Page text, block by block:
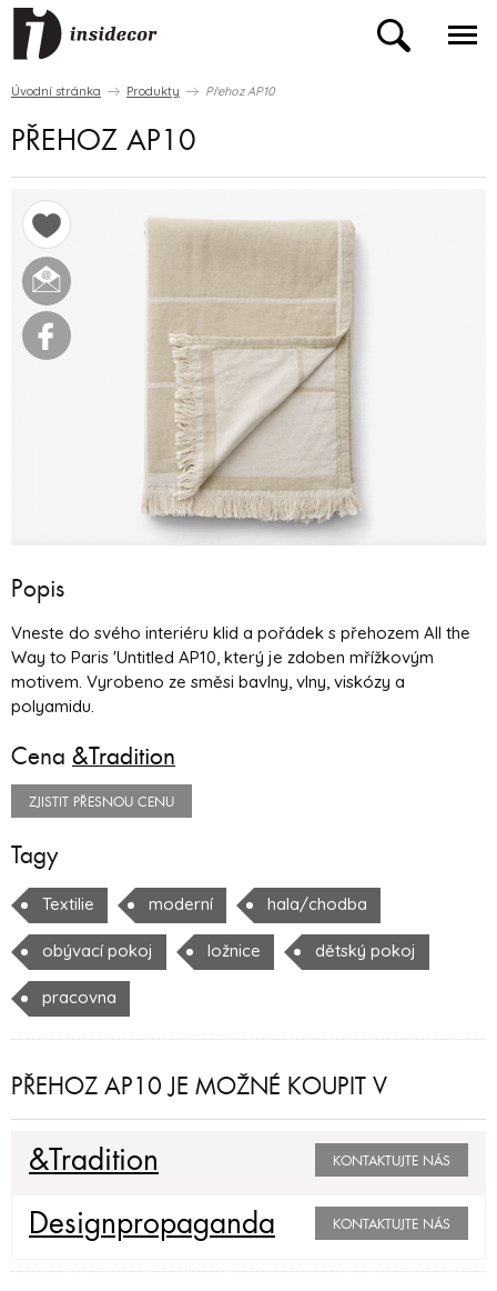
Úvodní stránka Produkty Přehoz AP10
PŘEHOZ AP10
Popis
Vneste do svého interiéru klid a pořádek s přehozem All the
Way to Paris 'Untitled AP10, který je zdoben mřížkovým
motivem. Vyrobeno ze směsi bavlny, vlny, viskózy a
polyamidu.
Cena &Tradition
ZJISTIT PŘESNOU CENU
Tagy
Textilie moderní hala/chodba
obývací pokoj ložnice dětský pokoj
pracovna
PŘEHOZ AP10 JE MOŽNÉ KOUPIT V
&Tradition KONTAKTUJTE NÁS
Designpropaganda KONTAKTUJTE NÁS